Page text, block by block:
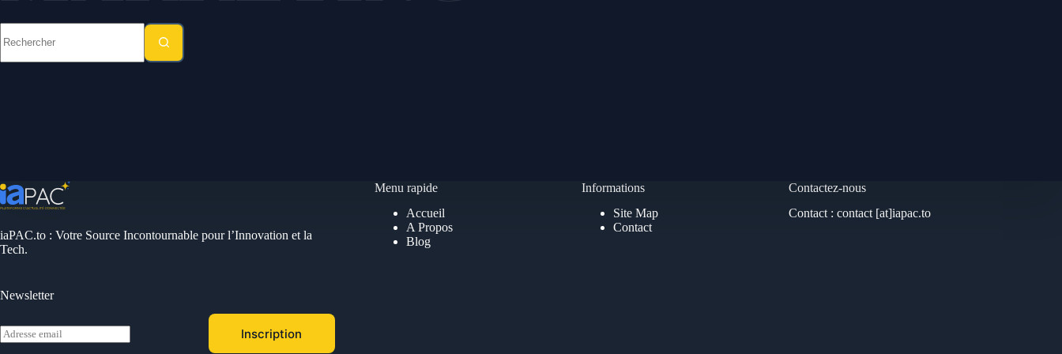
résultat
iaPAC.to : Votre Source Incontournable pour l’Innovation et la
Tech.
Newsletter
E
m
Inscription
Menu rapide
Accueil
A Propos
Blog
Informations
Site Map
Contact
Contactez-nous
Contact : contact [at]iapac.to